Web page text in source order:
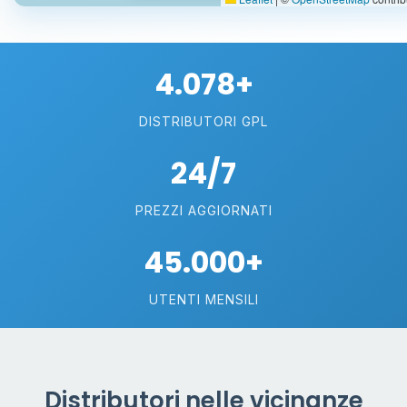
4.078+
DISTRIBUTORI GPL
24/7
PREZZI AGGIORNATI
45.000+
UTENTI MENSILI